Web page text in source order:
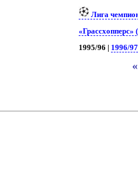
Лига
1995/96 | 1996/97